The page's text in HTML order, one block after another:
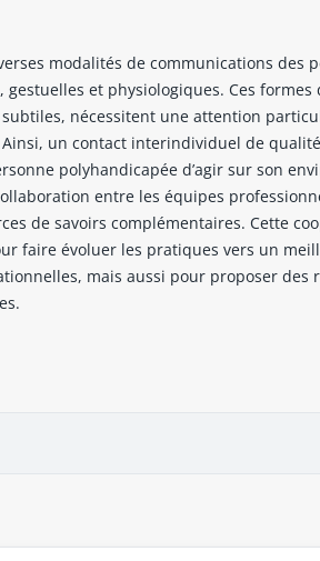
modalités de communications des
gestuelles et physiologiques. Ces formes
nécessitent une attention
un contact interindividuel de
polyhandicapée d’agir sur son
entre les équipes
de savoirs complémentaires. Cette
faire évoluer les pratiques vers un
mais aussi pour proposer des